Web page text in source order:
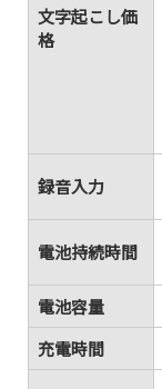
文字起こし価
格
録音入力
電池持続時間
電池容量
充電時間